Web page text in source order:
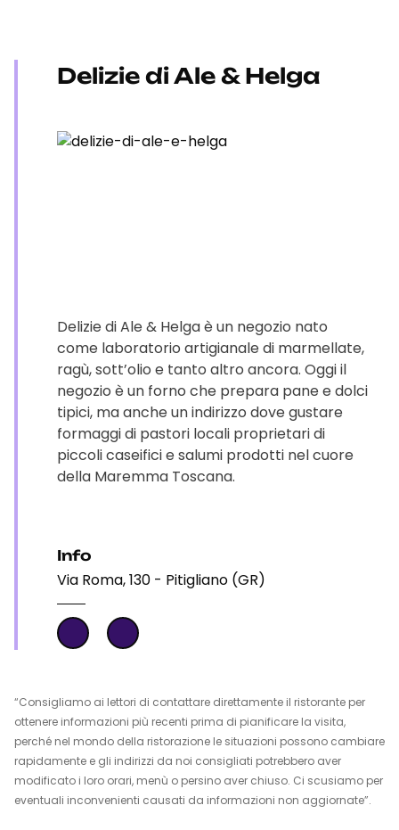
Delizie di Ale & Helga
Delizie di Ale & Helga è un negozio nato
come laboratorio artigianale di marmellate,
ragù, sott’olio e tanto altro ancora. Oggi il
negozio è un forno che prepara pane e dolci
tipici, ma anche un indirizzo dove gustare
formaggi di pastori locali proprietari di
piccoli caseifici e salumi prodotti nel cuore
della Maremma Toscana.
Info
Via Roma, 130 - Pitigliano (GR)
“Consigliamo ai lettori di contattare direttamente il ristorante per
ottenere informazioni più recenti prima di pianificare la visita,
perché nel mondo della ristorazione le situazioni possono cambiare
rapidamente e gli indirizzi da noi consigliati potrebbero aver
modificato i loro orari, menù o persino aver chiuso. Ci scusiamo per
eventuali inconvenienti causati da informazioni non aggiornate”.